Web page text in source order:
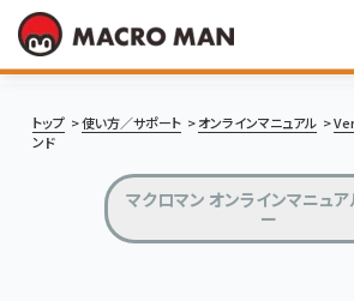
トップ 使い方／サポート オンラインマニュアル
ンド
マクロマン オンラインマニュア
ー